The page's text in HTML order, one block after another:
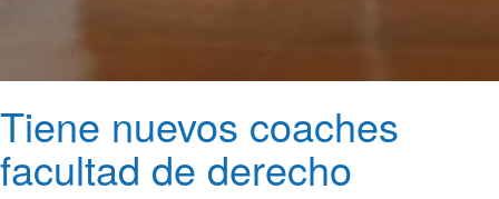
Tiene nuevos coaches
facultad de derecho